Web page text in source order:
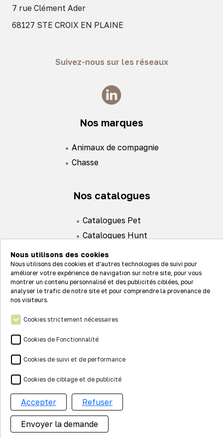
7 rue Clément Ader
68127 STE CROIX EN PLAINE
Suivez-nous sur les réseaux
Nos marques
Animaux de compagnie
Chasse
Nos catalogues
Catalogues Pet
Catalogues Hunt
Actualités
Connexion
Nos réseaux
Réalisation Digitale
Nous utilisons des cookies
Nous utilisons des cookies et d'autres technologies de suivi pour
améliorer votre expérience de navigation sur notre site, pour vous
montrer un contenu personnalisé et des publicités ciblées, pour
analyser le trafic de notre site et pour comprendre la provenance de
nos visiteurs.
Cookies strictement nécessaires
Cookies de Fonctionnalité
Cookies de suivi et de performance
Cookies de ciblage et de publicité
Accepter Refuser